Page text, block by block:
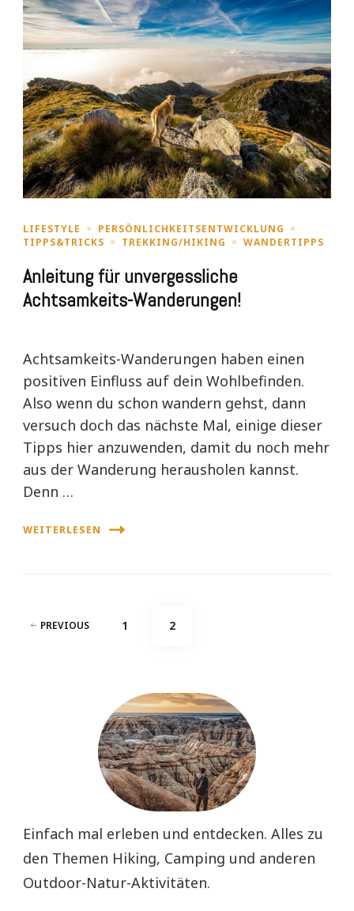
LIFESTYLE
PERSÖNLICHKEITSENTWICKLUNG
TIPPS&TRICKS
TREKKING/HIKING WANDERTIPPS
Anleitung für unvergessliche
Achtsamkeits-Wanderungen!
Achtsamkeits-Wanderungen haben einen
positiven Einfluss auf dein Wohlbefinden.
Also wenn du schon wandern gehst, dann
versuch doch das nächste Mal, einige dieser
Tipps hier anzuwenden, damit du noch mehr
aus der Wanderung herausholen kannst.
Denn …
WEITERLESEN
Seitennummerierung
PREVIOUS PAGE
1 PAGE
2
Einfach mal erleben und entdecken. Alles zu
den Themen Hiking, Camping und anderen
Outdoor-Natur-Aktivitäten.